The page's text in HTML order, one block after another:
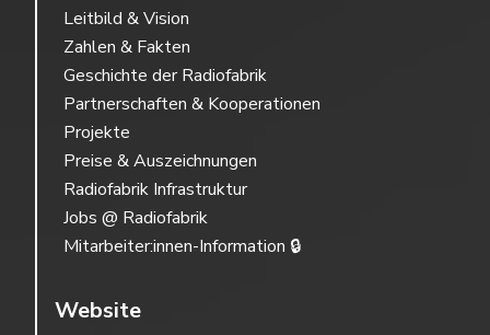
Leitbild & Vision
Zahlen & Fakten
Geschichte der Radiofabrik
Partnerschaften & Kooperationen
Projekte
Preise & Auszeichnungen
Radiofabrik Infrastruktur
Jobs @ Radiofabrik
Mitarbeiter:innen-Information 🔒
Website